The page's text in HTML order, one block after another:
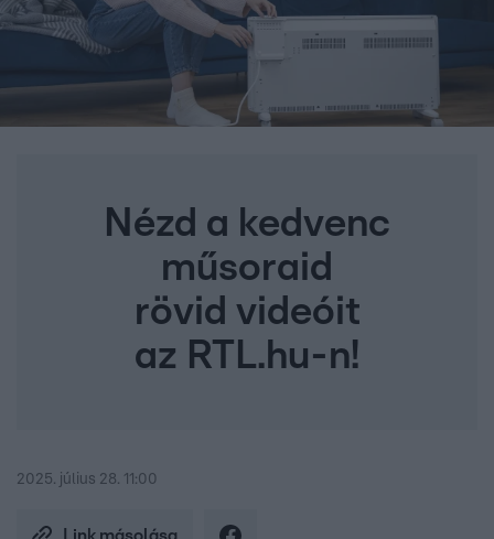
Nézd a kedvenc
műsoraid
rövid videóit
az RTL.hu-n!
2025. július 28. 11:00